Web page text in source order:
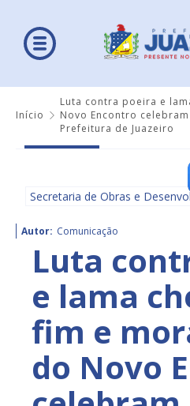
Início
Luta contra poeira e
Novo Encontro
Prefeitura de Juazeiro
Secretaria de Obras e
Autor: Comunicação
Luta
e lama
fim e
do Novo